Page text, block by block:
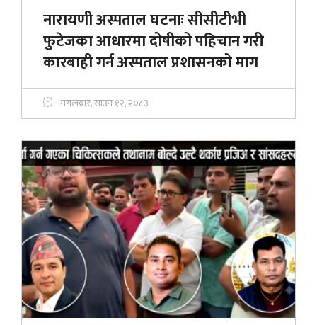
नारायणी अस्पताल घटनाः सीसीटीभी
फुटेजका आधारमा दोषीको पहिचान गरी
कारबाही गर्न अस्पताल प्रशासनको माग
मंगलबार, साउन १२, २०८३